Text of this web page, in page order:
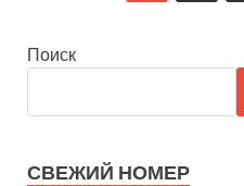
Поиск
СВЕЖИЙ НОМЕР